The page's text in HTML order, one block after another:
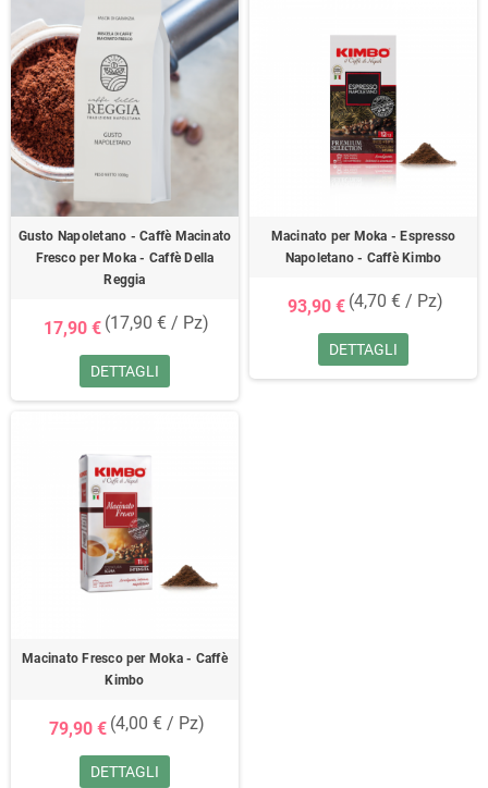
Gusto Napoletano - Caffè Macinato
Fresco per Moka - Caffè Della
Reggia
17,90 € (17,90 € / Pz)
DETTAGLI
Macinato per Moka - Espresso
Napoletano - Caffè Kimbo
93,90 € (4,70 € / Pz)
DETTAGLI
Macinato Fresco per Moka - Caffè
Kimbo
79,90 € (4,00 € / Pz)
DETTAGLI